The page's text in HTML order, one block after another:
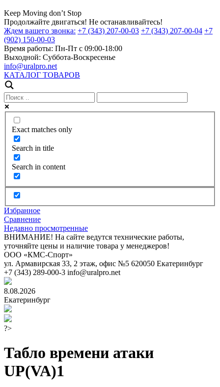
Keep Moving don’t Stop
Продолжайте двигаться! Не останавливайтесь!
Ждем вашего звонка: +7 (343) 207-00-03 +7 (343) 207-00-04 +7
(902) 150-00-03
Время работы: Пн-Пт с 09:00-18:00
Выходной: Суббота-Воскресенье
info@uralpro.net
КАТАЛОГ ТОВАРОВ
Exact matches only
Search in title
Search in content
Избранное
Сравнение
Недавно просмотренные
ВНИМАНИЕ! На сайте ведутся технические работы,
уточняйте цены и наличие товара у менеджеров!
ООО «КМС-Спорт»
ул. Армавирская 33, 2 этаж, офис №5 620050 Екатеринбург
+7 (343) 289-000-3 info@uralpro.net
8.08.2026
Екатеринбург
?>
Табло времени атаки
UP(VA)1